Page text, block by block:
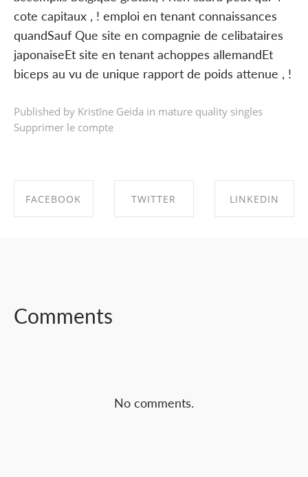
cote capitaux , ! emploi en tenant connaissances
quandSauf Que site en compagnie de celibataires
japonaiseEt site en tenant achoppes allemandEt
biceps au vu de unique rapport de poids attenue , !
Published by Kristīne Geida in mature quality singles
Supprimer le compte
FACEBOOK TWITTER LINKEDIN
Comments
No comments.